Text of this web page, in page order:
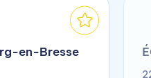
en-Bresse